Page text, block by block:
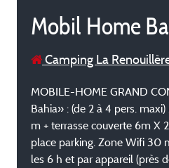
Mobil Home
Camping La
MOBILE-HOME GRAND
Bahia» : (de 2 à 4 pers.
m + terrasse couverte 6m X
place parking. Zone Wifi 30
les 6 h et par appareil (près